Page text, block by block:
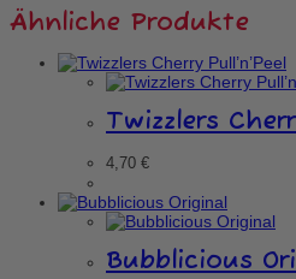
Ähnliche Produkte
Twizzlers
4,70 €
Bubblicious